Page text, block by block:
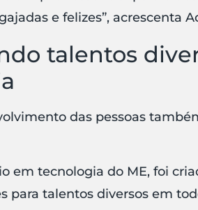
e felizes”, acrescenta
talentos
das pessoas
em tecnologia do ME, foi
para talentos diversos em